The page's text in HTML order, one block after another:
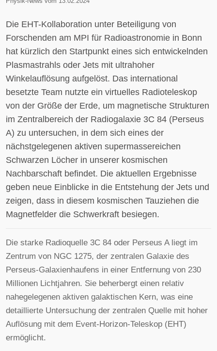
Die EHT-Kollaboration unter Beteiligung von
Forschenden am MPI für Radioastronomie in Bonn
hat kürzlich den Startpunkt eines sich entwickelnden
Plasmastrahls oder Jets mit ultrahoher
Winkelauflösung aufgelöst. Das international
besetzte Team nutzte ein virtuelles Radioteleskop
von der Größe der Erde, um magnetische Strukturen
im Zentralbereich der Radiogalaxie 3C 84 (Perseus
A) zu untersuchen, in dem sich eines der
nächstgelegenen aktiven supermassereichen
Schwarzen Löcher in unserer kosmischen
Nachbarschaft befindet. Die aktuellen Ergebnisse
geben neue Einblicke in die Entstehung der Jets und
zeigen, dass in diesem kosmischen Tauziehen die
Magnetfelder die Schwerkraft besiegen.
Die starke Radioquelle 3C 84 oder Perseus A liegt im
Zentrum von NGC 1275, der zentralen Galaxie des
Perseus-Galaxienhaufens in einer Entfernung von 230
Millionen Lichtjahren. Sie beherbergt einen relativ
nahegelegenen aktiven galaktischen Kern, was eine
detaillierte Untersuchung der zentralen Quelle mit hoher
Auflösung mit dem Event-Horizon-Teleskop (EHT)
ermöglicht.